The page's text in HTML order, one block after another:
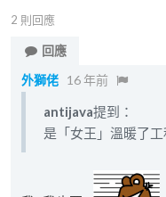
2 則回應
回應
外獅佬 16 年前
antijava提到：
是「女王」溫暖了工